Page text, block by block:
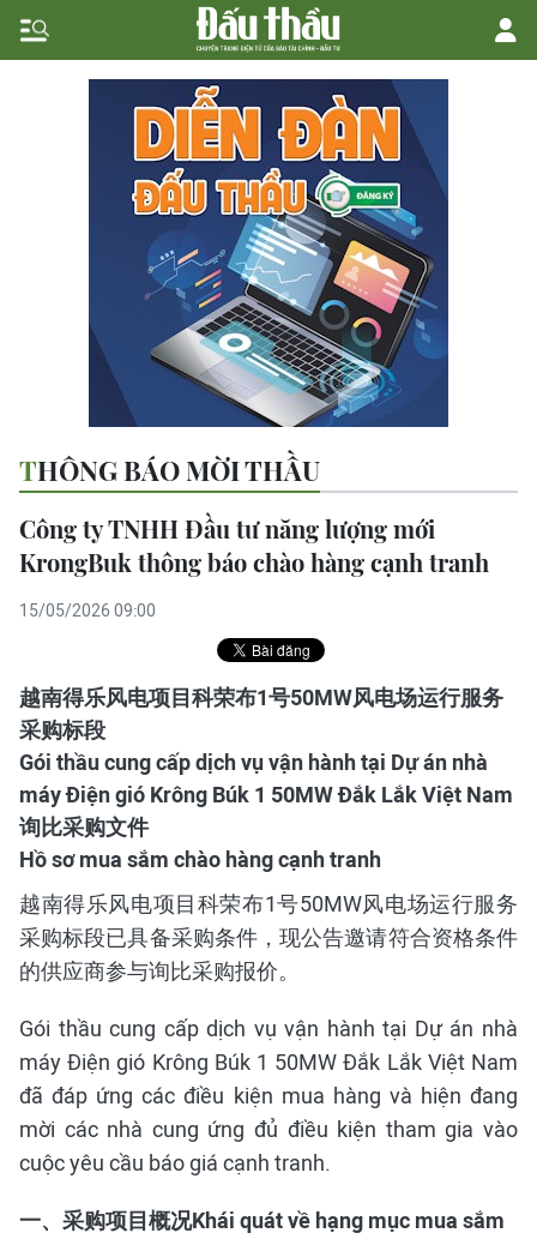
THÔNG BÁO MỜI THẦU
Công ty TNHH Đầu tư năng lượng mới
KrongBuk thông báo chào hàng cạnh tranh
15/05/2026 09:00
越南得乐风电项目科荣布1号50MW风电场运行服务
采购标段
Gói thầu cung cấp dịch vụ vận hành tại Dự án nhà
máy Điện gió Krông Búk 1 50MW Đắk Lắk Việt Nam
询比采购文件
Hồ sơ mua sắm chào hàng cạnh tranh
越南得乐风电项目科荣布1号50MW风电场运行服务
采购标段已具备采购条件，现公告邀请符合资格条件
的供应商参与询比采购报价。
Gói thầu cung cấp dịch vụ vận hành tại Dự án nhà
máy Điện gió Krông Búk 1 50MW Đắk Lắk Việt Nam
đã đáp ứng các điều kiện mua hàng và hiện đang
mời các nhà cung ứng đủ điều kiện tham gia vào
cuộc yêu cầu báo giá cạnh tranh.
一、采购项目概况Khái quát về hạng mục mua sắm